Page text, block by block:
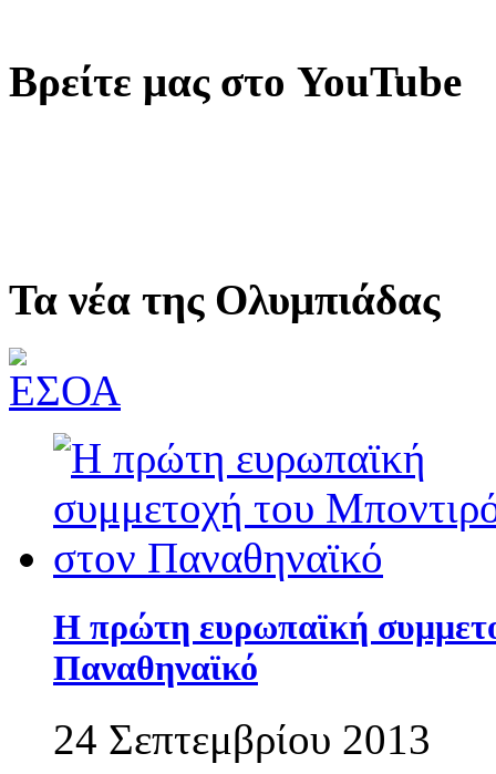
Βρείτε μας στο YouTube
Τα νέα της Ολυμπιάδας
Η πρώτη ευρωπαϊκή
Παναθηναϊκό
24 Σεπτεμβρίου 2013